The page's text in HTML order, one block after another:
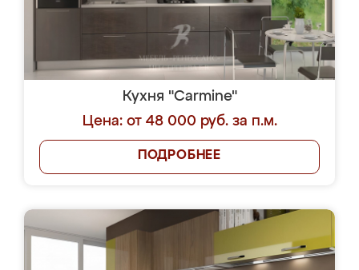
Кухня "Carmine"
Цена: от 48 000 руб. за п.м.
ПОДРОБНЕЕ